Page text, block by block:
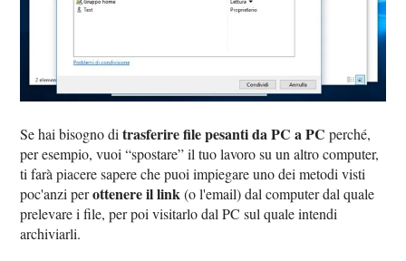
Se hai bisogno ditrasferire file pesanti da PC a PC perché,
per esempio, vuoi “spostare” il tuo lavoro su un altro computer,
ti farà piacere sapere che puoi impiegare uno dei metodi visti
poc'anzi perottenere il link(o l'email) dal computer dal quale
prelevare i file, per poi visitarlo dal PC sul quale intendi
archiviarli.